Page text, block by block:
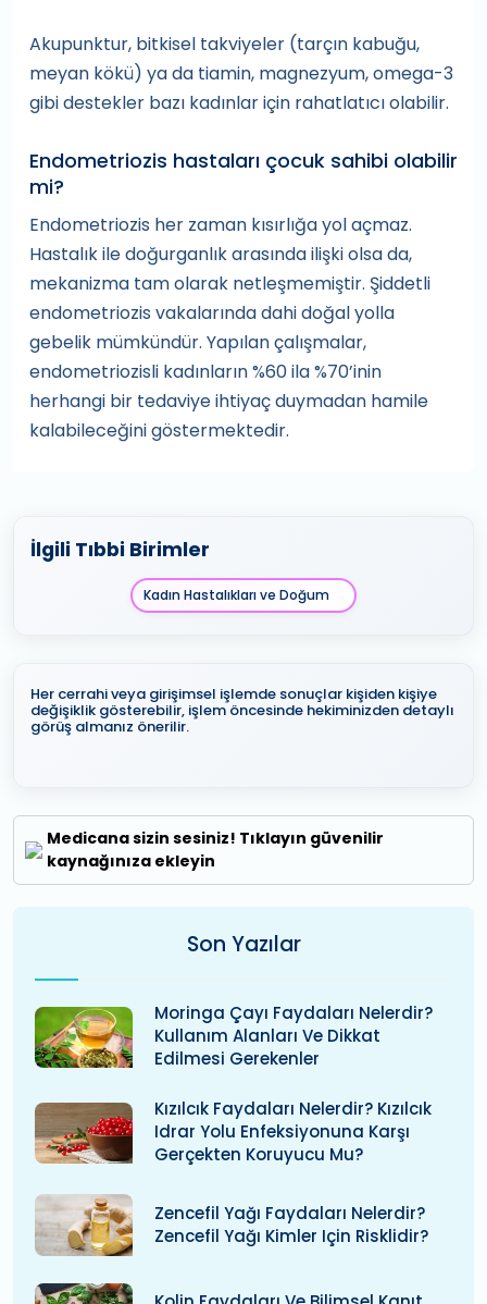
Akupunktur, bitkisel takviyeler (tarçın kabuğu,
meyan kökü) ya da tiamin, magnezyum, omega-3
gibi destekler bazı kadınlar için rahatlatıcı olabilir.
Endometriozis hastaları çocuk sahibi olabilir
mi?
Endometriozis her zaman kısırlığa yol açmaz.
Hastalık ile doğurganlık arasında ilişki olsa da,
mekanizma tam olarak netleşmemiştir. Şiddetli
endometriozis vakalarında dahi doğal yolla
gebelik mümkündür. Yapılan çalışmalar,
endometriozisli kadınların %60 ila %70’inin
herhangi bir tedaviye ihtiyaç duymadan hamile
kalabileceğini göstermektedir.
İlgili Tıbbi Birimler
Kadın Hastalıkları ve Doğum
Her cerrahi veya girişimsel işlemde sonuçlar kişiden kişiye
değişiklik gösterebilir, işlem öncesinde hekiminizden detaylı
görüş almanız önerilir.
Medicana sizin sesiniz! Tıklayın güvenilir
kaynağınıza ekleyin
Son Yazılar
Moringa Çayı Faydaları Nelerdir?
Kullanım Alanları Ve Dikkat
Edilmesi Gerekenler
Kızılcık Faydaları Nelerdir? Kızılcık
Idrar Yolu Enfeksiyonuna Karşı
Gerçekten Koruyucu Mu?
Zencefil Yağı Faydaları Nelerdir?
Zencefil Yağı Kimler Için Risklidir?